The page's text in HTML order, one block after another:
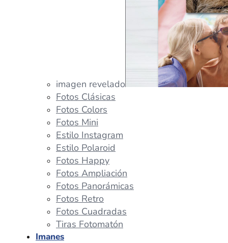
imagen revelado
Fotos Clásicas
Fotos Colors
Fotos Mini
Estilo Instagram
Estilo Polaroid
Fotos Happy
Fotos Ampliación
Fotos Panorámicas
Fotos Retro
Fotos Cuadradas
Tiras Fotomatón
Imanes